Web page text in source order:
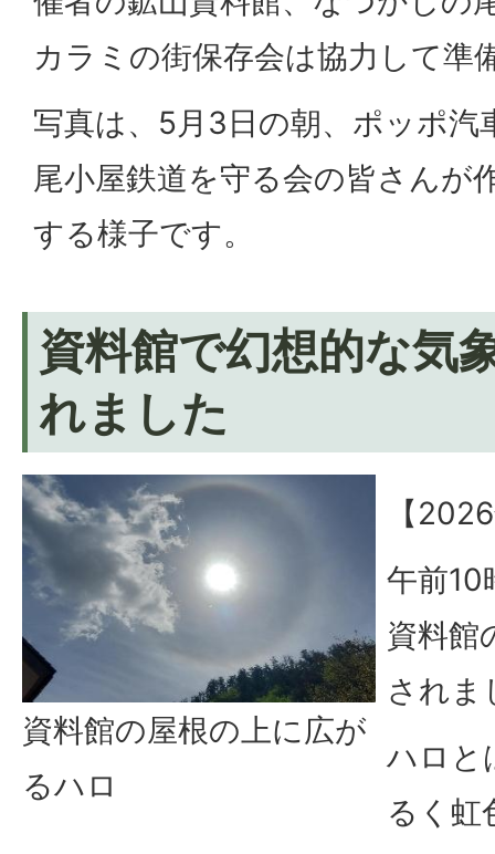
カラミの街保存会は協力して準
写真は、5月3日の朝、ポッポ汽
尾小屋鉄道を守る会の皆さんが
する様子です。
資料館で幻想的な気
れました
資料館の屋根の上に広が
るハロ
【
午前10
資料館
されま
ハロと
るく虹